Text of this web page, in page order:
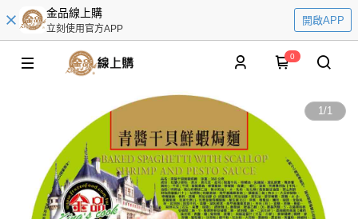
金品線上購
立刻使用官方APP
開啟APP
0
1/1